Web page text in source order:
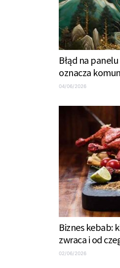
Błąd na
oznacza
04/06/2026
Biznes kebab:
zwraca i od
02/06/2026